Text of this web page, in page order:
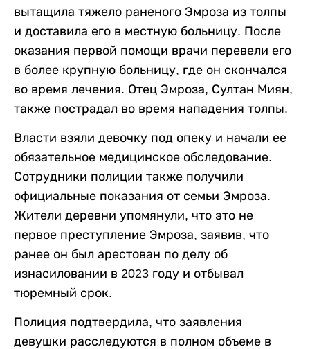
вытащила тяжело раненого Эмроза из толпы
и доставила его в местную больницу. После
оказания первой помощи врачи перевели его
в более крупную больницу, где он скончался
во время лечения. Отец Эмроза, Султан Миян,
также пострадал во время нападения толпы.
Власти взяли девочку под опеку и начали ее
обязательное медицинское обследование.
Сотрудники полиции также получили
официальные показания от семьи Эмроза.
Жители деревни упомянули, что это не
первое преступление Эмроза, заявив, что
ранее он был арестован по делу об
изнасиловании в 2023 году и отбывал
тюремный срок.
Полиция подтвердила, что заявления
девушки расследуются в полном объеме в